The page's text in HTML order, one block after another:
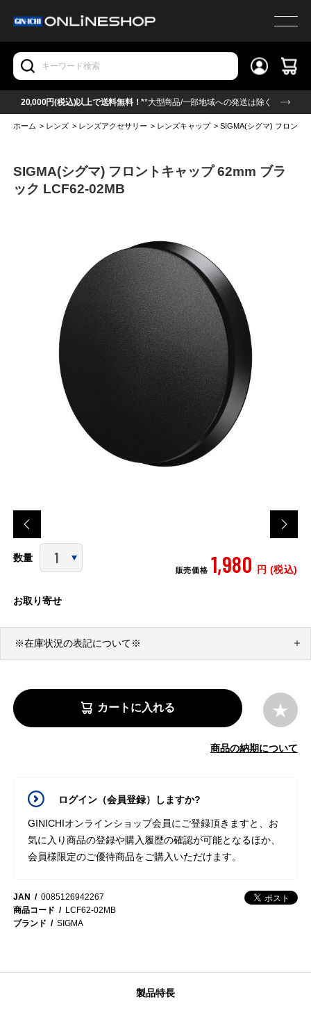
20,000円(税込)以上で送料無料！**大型商品/一部地域への発送は除く
ホーム > レンズ > レンズアクセサリー > レンズキャップ >SIGMA(シグマ) フロント
SIGMA(シグマ) フロントキャップ 62mm ブラ
ック LCF62-02MB
数量
販売価格 1,980 円 (税込)
お取り寄せ
※在庫状況の表記について※
カートに入れる
商品の納期について
ログイン（会員登録）しますか?
GINICHIオンラインショップ会員にご登録頂きますと、お
気に入り商品の登録や購入履歴の確認が可能となるほか、
会員様限定のご優待商品をご購入いただけます。
JAN
0085126942267
商品コード
LCF62-02MB
ブランド
SIGMA
製品特長